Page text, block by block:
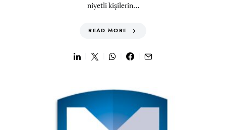
niyetli kişilerin…
READ MORE